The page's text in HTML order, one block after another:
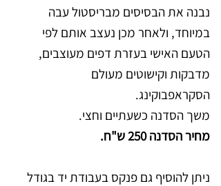
נבנה את הבסיסים מבריסטול עבה
במיוחד, ולאחר מכן נעצב אותם לפי
הטעם האישי בעזרת דפים מעוצבים,
מדבקות וקישוטים מעולם
הסקראפבוקינג.
משך הסדנה כשעתיים וחצי.
מחיר הסדנה 250 ש"ח.
ניתן להוסיף גם פנקס בעבודת יד בגודל